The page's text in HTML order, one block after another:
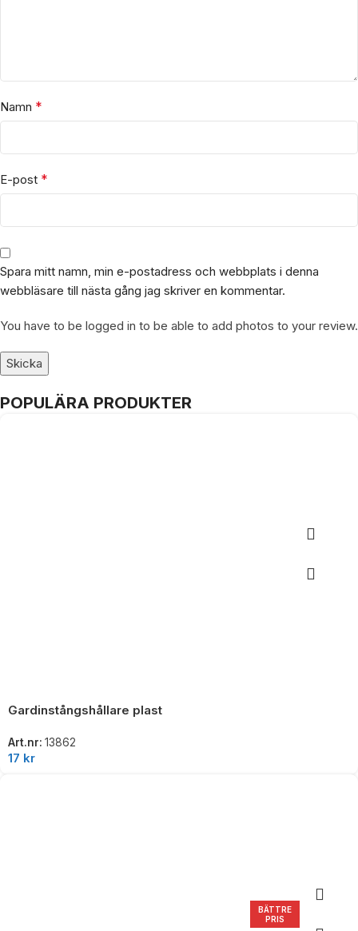
Namn *
E-post *
Spara mitt namn, min e-postadress och webbplats i denna
webbläsare till nästa gång jag skriver en kommentar.
You have to be logged in to be able to add photos to your review.
POPULÄRA PRODUKTER
Gardinstångshållare plast
Art.nr: 13862
17 kr
BÄTTRE
PRIS